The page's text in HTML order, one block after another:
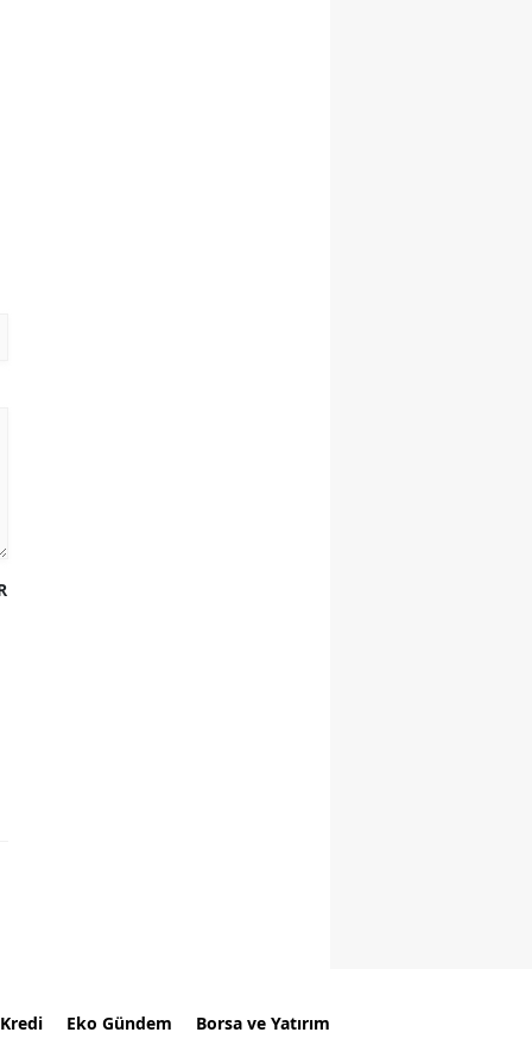
Kredi Eko Gündem Borsa ve Yatırım